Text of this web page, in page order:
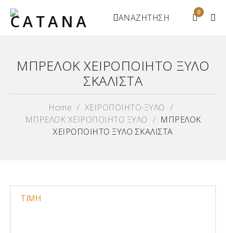
0
ΑΝΑΖΗΤΗΣΗ
ΜΠΡΕΛΟΚ ΧΕΙΡΟΠΟΙΗΤΟ ΞΥΛΟ
ΣΚΑΛΙΣΤΑ
Home / ΧΕΙΡΟΠΟΙΗΤΟ-ΞΥΛΟ /
ΜΠΡΕΛΟΚ ΧΕΙΡΟΠΟΙΗΤΟ ΞΥΛΟ / ΜΠΡΕΛΟΚ
ΧΕΙΡΟΠΟΙΗΤΟ ΞΥΛΟ ΣΚΑΛΙΣΤΑ
ΤΙΜΗ